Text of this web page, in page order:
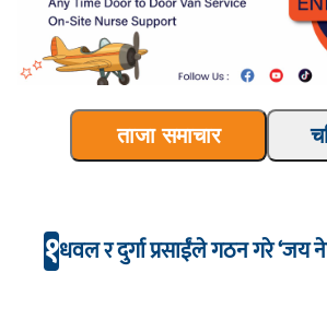
ताजा समाचार
१धवल र दुर्गा प्रसाईंले गठन गरे ‘जय